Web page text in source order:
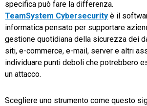
specifica può fare la differenza.
TeamSystem Cybersecurity è il
informatica pensato per supportare
gestione quotidiana della sicurezza dei
siti, e-commerce, e-mail, server e altri
individuare punti deboli che potrebbero
un attacco.
Scegliere uno strumento come questo